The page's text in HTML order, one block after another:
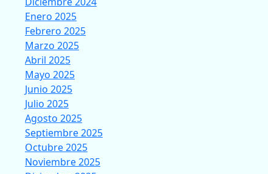
Enero 2025
Febrero 2025
Marzo 2025
Abril 2025
Mayo 2025
Junio 2025
Julio 2025
Agosto 2025
Septiembre 2025
Octubre 2025
Noviembre 2025